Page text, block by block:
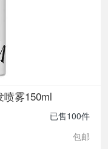
喷雾150ml
已售100件
包邮